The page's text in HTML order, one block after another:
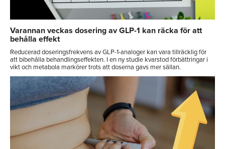
Varannan veckas dosering av GLP-1 kan räcka för att
behålla effekt
Reducerad doseringsfrekvens av GLP-1-analoger kan vara tillräcklig för
att bibehålla behandlingseffekten. I en ny studie kvarstod förbättringar i
vikt och metabola markörer trots att doserna gavs mer sällan.